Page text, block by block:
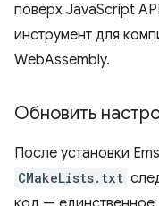
поверх JavaScript
инструмент для
WebAssembly.
Обновить
После установки
CMakeLists.txt